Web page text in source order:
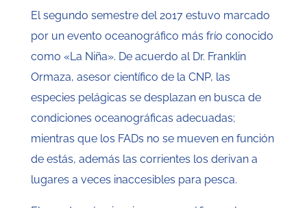
El segundo semestre del 2017 estuvo marcado
por un evento oceanográfico más frío conocido
como «La Niña». De acuerdo al Dr. Franklin
Ormaza, asesor científico de la CNP, las
especies pelágicas se desplazan en busca de
condiciones oceanográficas adecuadas;
mientras que los FADs no se mueven en función
de estás, además las corrientes los derivan a
lugares a veces inaccesibles para pesca.